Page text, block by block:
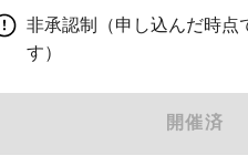
非承認制（申し込んだ時点
す）
開催済